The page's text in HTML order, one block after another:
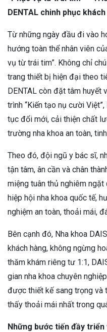
DENTAL chinh phục
Từ những ngày đầu đi vào
hướng toàn thể nhân viên
vụ từ trái tim”. Không chỉ
trang thiết bị hiện đại theo
DENTAL còn đặt tâm huyết
trình “Kiến tạo nụ cười
tục đổi mới, cải thiện chất
trường nha khoa an toàn,
Theo đó, đội ngũ y bác sĩ,
tận tâm, ân cần và chân
miệng tuân thủ nghiêm
hiệp hội nha khoa quốc tế,
nghiệm an toàn, thoải mái,
Bên cạnh đó, Nha khoa
khách hàng, không ngừng
thăm khám riêng tư 1:1,
gian nha khoa chuyên
được thiết kế sang trọng và
thấy thoải mái nhất trong
Những bước tiến đầy triển